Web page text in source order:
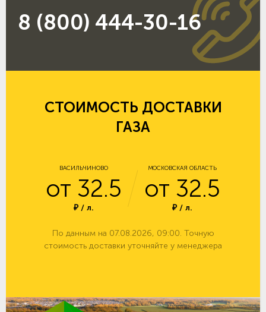
8 (800) 444-30-16
СТОИМОСТЬ ДОСТАВКИ
ГАЗА
ВАСИЛЬЧИНОВО
от 32.5
₽ / л.
МОСКОВСКАЯ ОБЛАСТЬ
от 32.5
₽ / л.
По данным на 07.08.2026, 09:00. Точную
стоимость доставки уточняйте у менеджера